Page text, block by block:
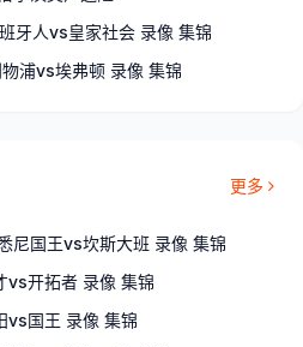
牙人vs皇家社会 录像 集锦
浦vs埃弗顿 录像 集锦
更多
尼国王vs坎斯大班 录像 集锦
vs开拓者 录像 集锦
vs国王 录像 集锦